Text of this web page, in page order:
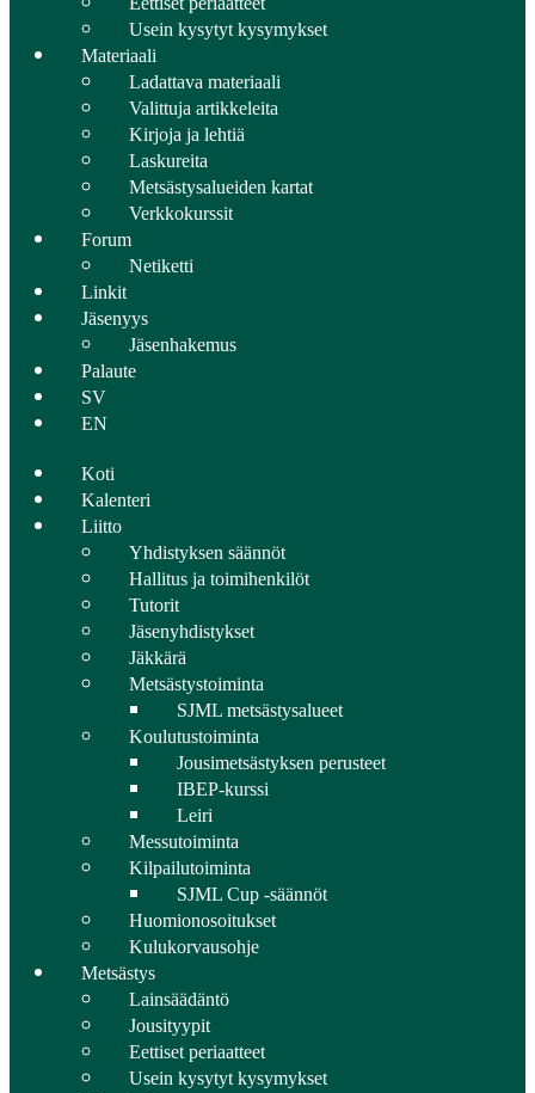
Usein kysytyt kysymykset
Materiaali
Ladattava materiaali
Valittuja artikkeleita
Kirjoja ja lehtiä
Laskureita
Metsästysalueiden kartat
Verkkokurssit
Forum
Netiketti
Linkit
Jäsenyys
Jäsenhakemus
Palaute
SV
EN
Koti
Kalenteri
Liitto
Yhdistyksen säännöt
Hallitus ja toimihenkilöt
Tutorit
Jäsenyhdistykset
Jäkkärä
Metsästystoiminta
SJML metsästysalueet
Koulutustoiminta
Jousimetsästyksen perusteet
IBEP-kurssi
Leiri
Messutoiminta
Kilpailutoiminta
SJML Cup -säännöt
Huomionosoitukset
Kulukorvausohje
Metsästys
Lainsäädäntö
Jousityypit
Eettiset periaatteet
Usein kysytyt kysymykset